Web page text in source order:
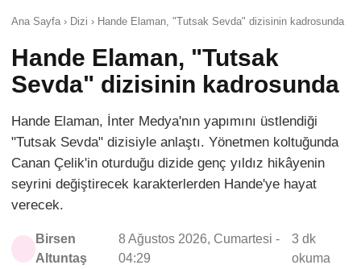
Ana Sayfa › Dizi › Hande Elaman, "Tutsak Sevda" dizisinin kadrosunda
Hande Elaman, "Tutsak
Sevda" dizisinin kadrosunda
Hande Elaman, İnter Medya'nın yapımını üstlendiği
"Tutsak Sevda" dizisiyle anlaştı. Yönetmen koltuğunda
Canan Çelik'in oturduğu dizide genç yıldız hikâyenin
seyrini değiştirecek karakterlerden Hande'ye hayat
verecek.
Birsen
Altuntaş
8 Ağustos 2026, Cumartesi -
04:29
3 dk
okuma